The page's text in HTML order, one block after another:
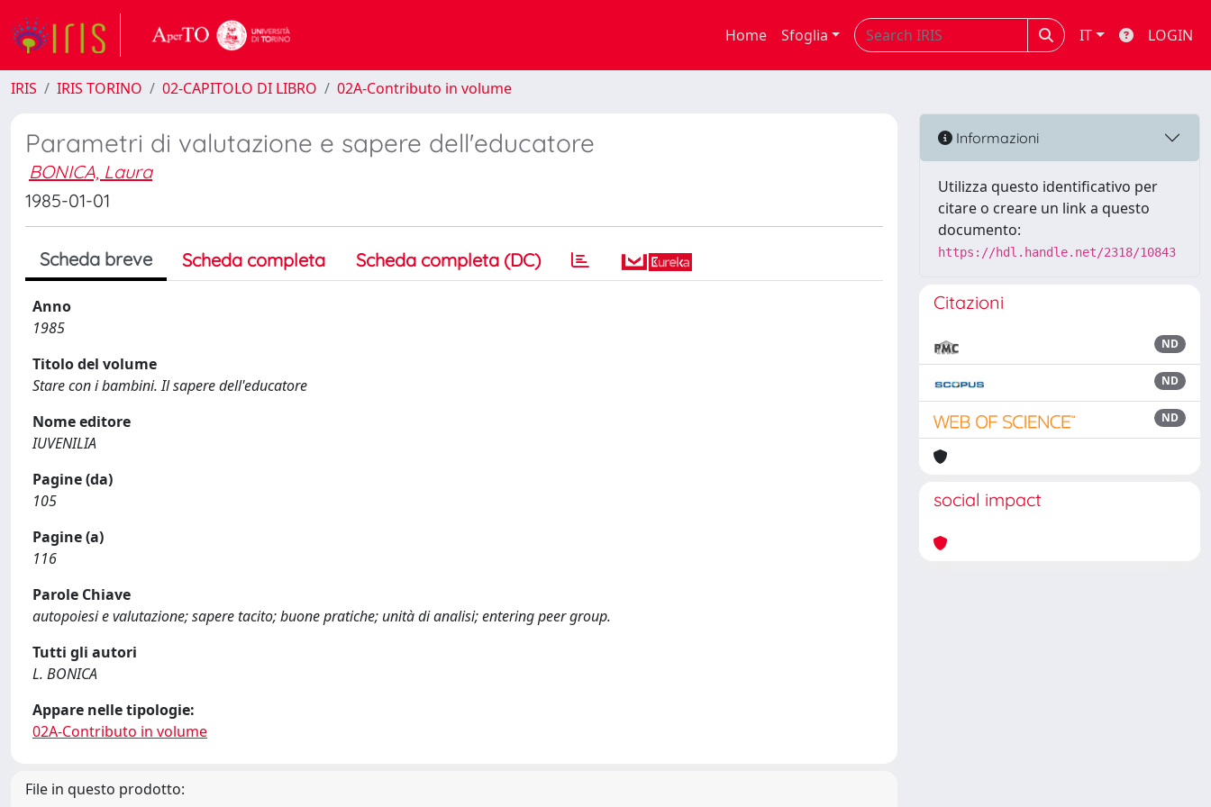
Home Sfoglia IT LOGIN
IRIS IRIS TORINO 02-CAPITOLO DI LIBRO 02A-Contributo in volume
Parametri di valutazione e sapere dell'educatore
BONICA, Laura
1985-01-01
Scheda breve Scheda completa Scheda completa (DC)
Anno
1985
Titolo del volume
Stare con i bambini. Il sapere dell'educatore
Nome editore
IUVENILIA
Pagine (da)
105
Pagine (a)
116
Parole Chiave
autopoiesi e valutazione; sapere tacito; buone pratiche; unità di analisi; entering peer group.
Tutti gli autori
L. BONICA
Appare nelle tipologie:
02A-Contributo in volume
File in questo prodotto:
Informazioni
Utilizza questo identificativo per
citare o creare un link a questo
documento:
https://hdl.handle.net/2318/10843
Citazioni
ND
ND
ND
social impact